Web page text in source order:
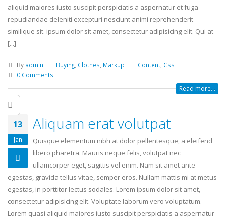
aliquid maiores iusto suscipit perspiciatis a aspernatur et fuga
repudiandae deleniti excepturi nesciunt animi reprehenderit
similique sit. ipsum dolor sit amet, consectetur adipisicing elit. Qui at
[...]
By admin Buying Clothes Markup Content Css
0 Comments
Read more...
13
Jan
Aliquam erat volutpat
Quisque elementum nibh at dolor pellentesque, a eleifend
libero pharetra. Mauris neque felis, volutpat nec
ullamcorper eget, sagittis vel enim. Nam sit amet ante
egestas, gravida tellus vitae, semper eros. Nullam mattis mi at metus
egestas, in porttitor lectus sodales. Lorem ipsum dolor sit amet,
consectetur adipisicing elit. Voluptate laborum vero voluptatum.
Lorem quasi aliquid maiores iusto suscipit perspiciatis a aspernatur